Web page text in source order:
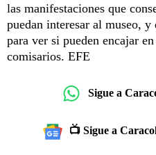
las manifestaciones que
puedan interesar al museo,
para ver si pueden encajar
comisarios. EFE
Sigue a
📺 Sigue a